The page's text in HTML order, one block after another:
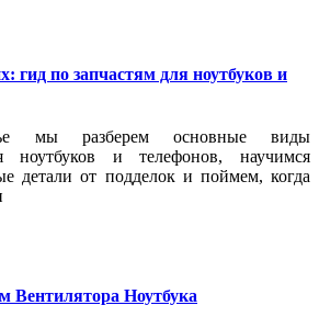
по запчастям для ноутбуков и
мы разберем основные виды
ноутбуков и телефонов, научимся
детали от подделок и поймем, когда
Ноутбука